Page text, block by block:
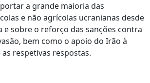
a grande maioria das
e não agrícolas ucranianas desde
e sobre o reforço das sanções contra
bem como o apoio do Irão à
respetivas respostas.